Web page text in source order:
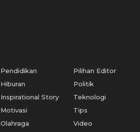
Pendidikan
Hiburan
Inspirational Story
Motivasi
Olahraga
Pilihan Editor
Politik
Teknologi
Tips
Video